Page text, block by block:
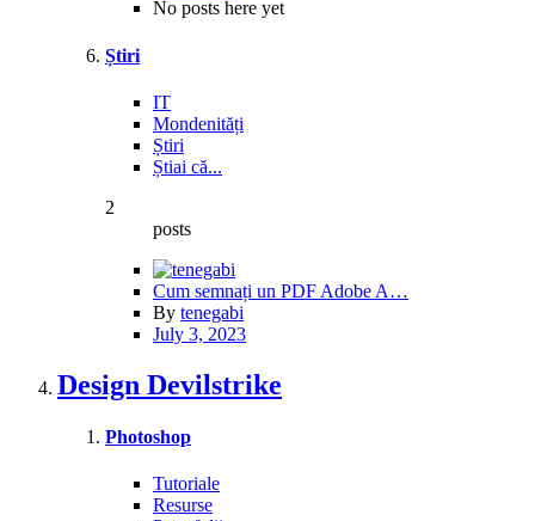
No posts here yet
Știri
IT
Mondenități
Știri
Știai că...
2
posts
Cum semnați un PDF Adobe A…
By tenegabi
July 3, 2023
Design Devilstrike
Photoshop
Tutoriale
Resurse